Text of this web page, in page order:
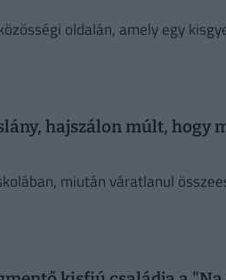
oldalán, amely egy
hajszálon múlt, hogy
miután váratlanul